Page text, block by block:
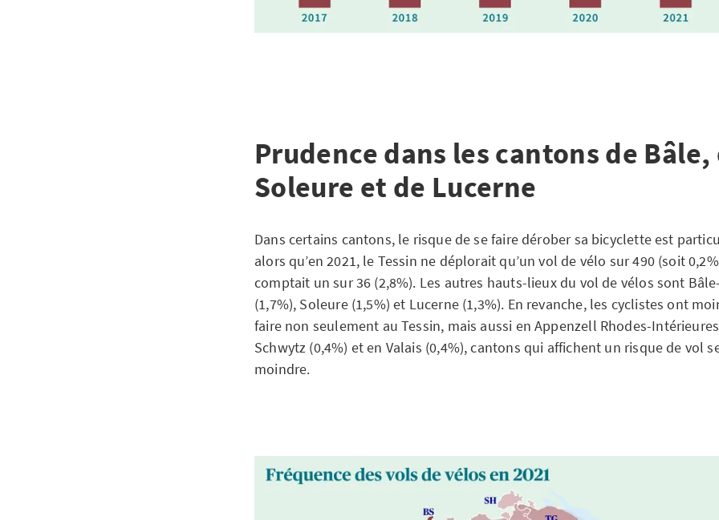
Prudence dans les cantons de Bâle,
Soleure et de Lucerne
Dans certains cantons, le risque de se faire dérober sa bicyclette est
alors qu’en 2021, le Tessin ne déplorait qu’un vol de vélo sur 490 (soit
comptait un sur 36 (2,8%). Les autres hauts-lieux du vol de vélos sont
(1,7%), Soleure (1,5%) et Lucerne (1,3%). En revanche, les cyclistes ont
faire non seulement au Tessin, mais aussi en Appenzell Rhodes-
Schwytz (0,4%) et en Valais (0,4%), cantons qui affichent un risque de vol
moindre.